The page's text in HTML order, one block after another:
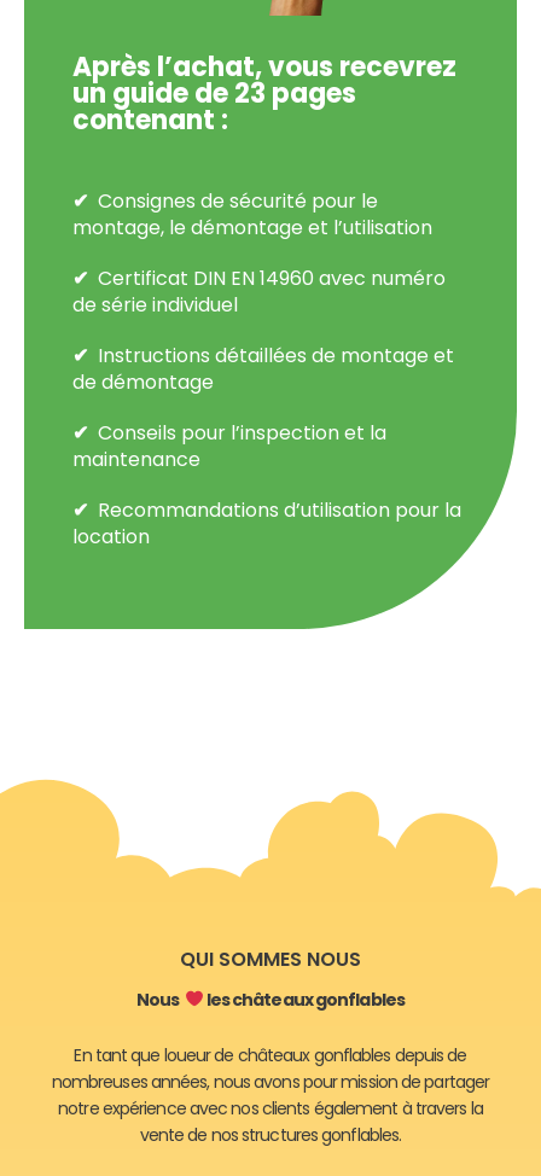
Après l’achat, vous recevrez
un guide de 23 pages
contenant :
Consignes de sécurité pour le
montage, le démontage et l’utilisation
Certificat DIN EN 14960 avec numéro
de série individuel
Instructions détaillées de montage et
de démontage
Conseils pour l’inspection et la
maintenance
Recommandations d’utilisation pour la
location
QUI SOMMES NOUS
Nous les châteaux gonflables
En tant que loueur de châteaux gonflables depuis de
nombreuses années, nous avons pour mission de partager
notre expérience avec nos clients également à travers la
vente de nos structures gonflables.